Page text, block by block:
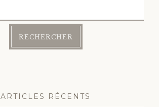
ARTICLES RÉCENTS